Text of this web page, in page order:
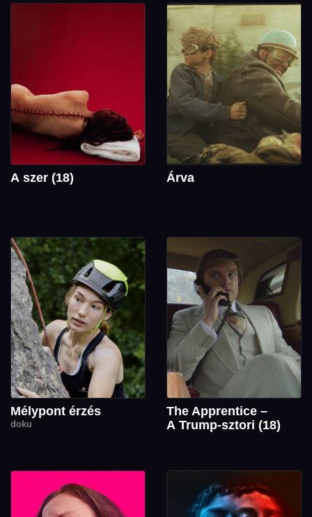
A szer (18) Árva
Mélypont érzés
doku
The Apprentice –
A Trump-sztori (18)